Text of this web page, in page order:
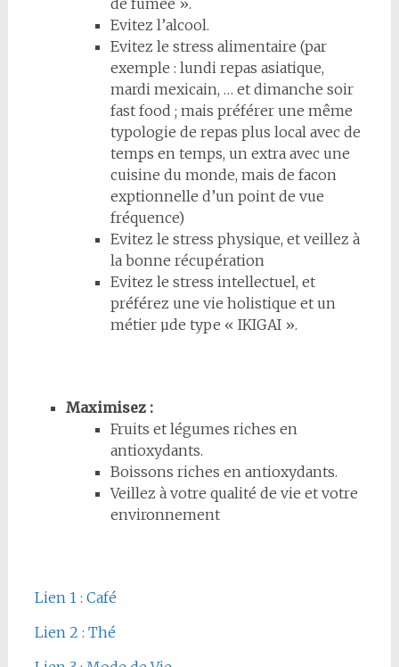
de fumée ».
Evitez l’alcool.
Evitez le stress alimentaire (par
exemple : lundi repas asiatique,
mardi mexicain, … et dimanche soir
fast food ; mais préférer une même
typologie de repas plus local avec de
temps en temps, un extra avec une
cuisine du monde, mais de facon
exptionnelle d’un point de vue
fréquence)
Evitez le stress physique, et veillez à
la bonne récupération
Evitez le stress intellectuel, et
préférez une vie holistique et un
métier µde type « IKIGAI ».
Maximisez :
Fruits et légumes riches en
antioxydants.
Boissons riches en antioxydants.
Veillez à votre qualité de vie et votre
environnement
Lien 1 : Café
Lien 2 : Thé